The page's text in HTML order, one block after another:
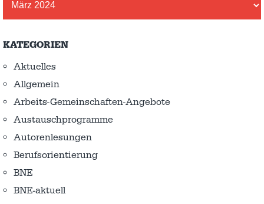
KATEGORIEN
Aktuelles
Allgemein
Arbeits-Gemeinschaften-Angebote
Austausch­programme
Autorenlesungen
Berufsorientierung
BNE
BNE-aktuell